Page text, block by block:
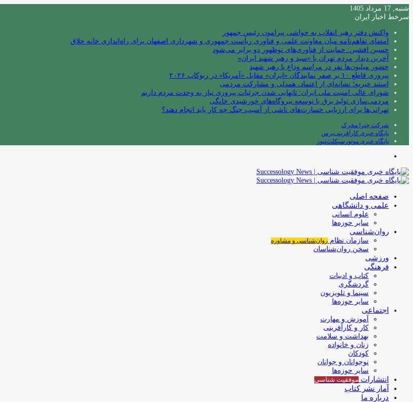
شنبه, 17 مرداد 1405
سرخط اخبار ایران
واکنش دفتر رهبر انقلاب به حواشی پیرامون رئیس جمهور
امضای تفاهم‌نامه میان معاونت علمی و فناوری ریاست جمهوری و شهرداری اصفهان برای راه‌اندازی خانه خلاق
حسین افشین: حمایت از فناوری‌های نوظهور دو برابر می‌شود
آخرین دیدار مردم تهران با «سید و رهبر شهید ایران»
حضور میلیون‌ها نفر در مراسم وداع با رهبر شهید
پیروزی قاطع ۱۰ بر صفر نمایندگان «ایران» مقابل «آمریکا» در ربوکاپ ۲۰۲۶
استند خیریه؛ نشانه‌ای از اعتماد، همدلی و مشارکت مردمی
شورای عالی امنیت ملی ایران: تانهایی شدن جزئیات پیروزی نیاز به وحدت مردم داریم
مردمی‌سازی تولید برق با توسعه نیروگاه‌های خورشیدی خانگی
تهرانی‌ها برای ارزیابی خسارت‌های ناشی از آسیب جنگ چه کار باید انجام دهند؟
شرکت چترا محرک
پایگاه خبری کارآفرینی‌پرس
پایگاه خبری موتورسیکلت‌نیوز
صفحه اصلی
علمی و دانشگاهی
علوم انسانی
سایر حوزه‌ها
روان‌شناسی
سازمان نظام روان‌شناسی و مشاوره
سخن روان‌شناسان
ورزشی
فرهنگی
کتاب و ادبیات
گردشگری
سینما و تلویزیون
سایر حوزه‌ها
اجتماعی
آموزش و مهارت
کار و کارآفرینی
بهداشت و سلامت
زنان و خانواده
کودکان
نوجوانان و جوانان
سایر حوزه‌ها
انتشارات موفقیت‌ شناسی
آمار نشر کتاب
درباره ما